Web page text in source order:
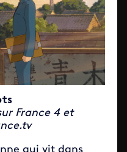
France 4 et